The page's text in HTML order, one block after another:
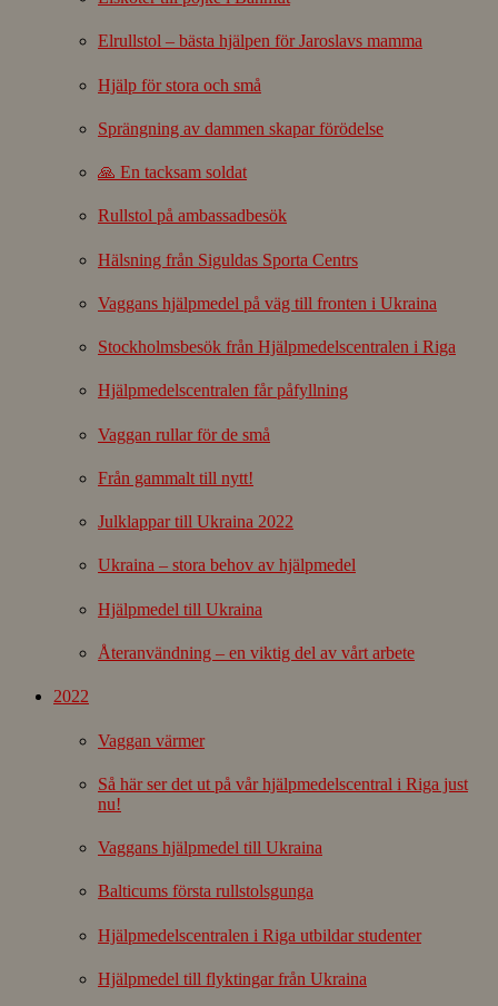
Elrullstol – bästa hjälpen för Jaroslavs mamma
Hjälp för stora och små
Sprängning av dammen skapar förödelse
🙏 En tacksam soldat
Rullstol på ambassadbesök
Hälsning från Siguldas Sporta Centrs
Vaggans hjälpmedel på väg till fronten i Ukraina
Stockholmsbesök från Hjälpmedelscentralen i Riga
Hjälpmedelscentralen får påfyllning
Vaggan rullar för de små
Från gammalt till nytt!
Julklappar till Ukraina 2022
Ukraina – stora behov av hjälpmedel
Hjälpmedel till Ukraina
Återanvändning – en viktig del av vårt arbete
2022
Vaggan värmer
Så här ser det ut på vår hjälpmedelscentral i Riga just
nu!
Vaggans hjälpmedel till Ukraina
Balticums första rullstolsgunga
Hjälpmedelscentralen i Riga utbildar studenter
Hjälpmedel till flyktingar från Ukraina